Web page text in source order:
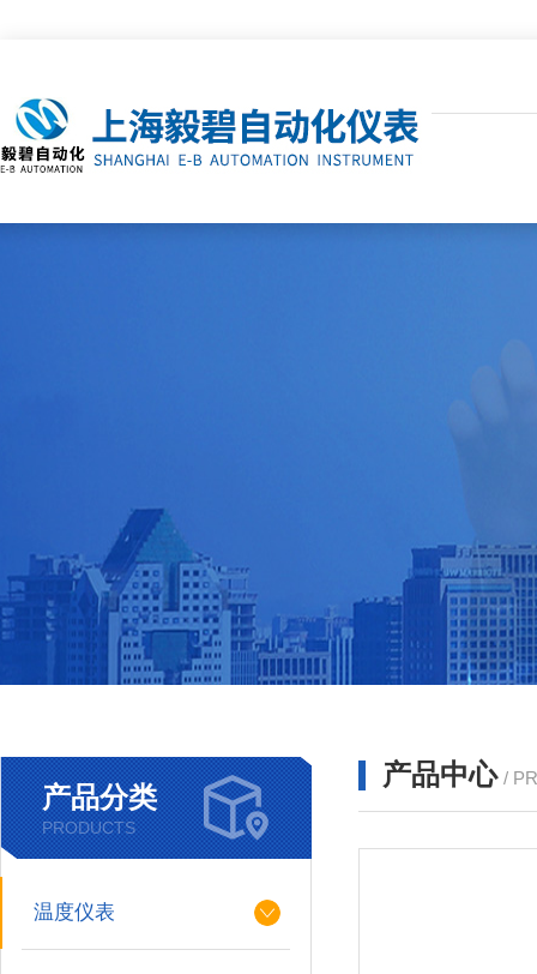
产品分类
PRODUCTS
温度仪表
产品中心 /